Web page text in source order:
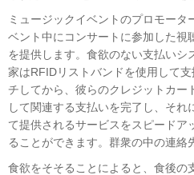
ミュージックイベントのプロモータ
ベント中にコンサートに参加した視
を提供します。食欲のない支払いシ
家はRFIDリストバンドを使用して
チしてから、彼らのクレジットカー
して関連する支払いを完了し、それ
て提供されるサービスをスピードア
ることができます。群衆の中の連絡
食欲をそそることによると、食後の